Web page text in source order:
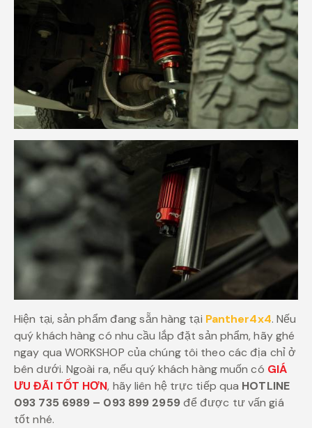
Hiện tại, sản phẩm đang sẵn hàng tại Panther4x4. Nếu
quý khách hàng có nhu cầu lắp đặt sản phẩm, hãy ghé
ngay qua WORKSHOP của chúng tôi theo các địa chỉ ở
bên dưới. Ngoài ra, nếu quý khách hàng muốn có GIÁ
ƯU ĐÃI TỐT HƠN, hãy liên hệ trực tiếp qua HOTLINE
093 735 6989 – 093 899 2959để được tư vấn giá
tốt nhé.